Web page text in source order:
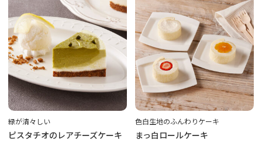
緑が清々しい
ピスタチオのレアチーズケーキ
色白生地のふんわりケーキ
まっ白ロールケーキ